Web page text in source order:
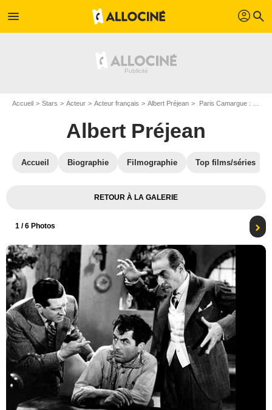
menu profil search
Accueil Stars Acteur Acteur français Albert Préjean Paris Camargue : Photo Julien Carette, Jack Forrester, Max Dearly, Albert Préjean
Albert Préjean
Accueil Biographie Filmographie Top films/séries
RETOUR À LA GALERIE
1 / 6 Photos